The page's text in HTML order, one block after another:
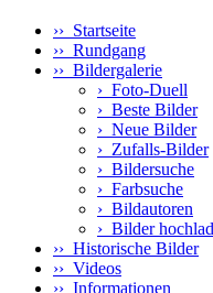
›› Startseite
›› Rundgang
›› Bildergalerie
› Foto-Duell
› Beste Bilder
› Neue Bilder
› Zufalls-Bilder
› Bildersuche
› Farbsuche
› Bildautoren
› Bilder
›› Historische Bilder
›› Videos
›› Informationen